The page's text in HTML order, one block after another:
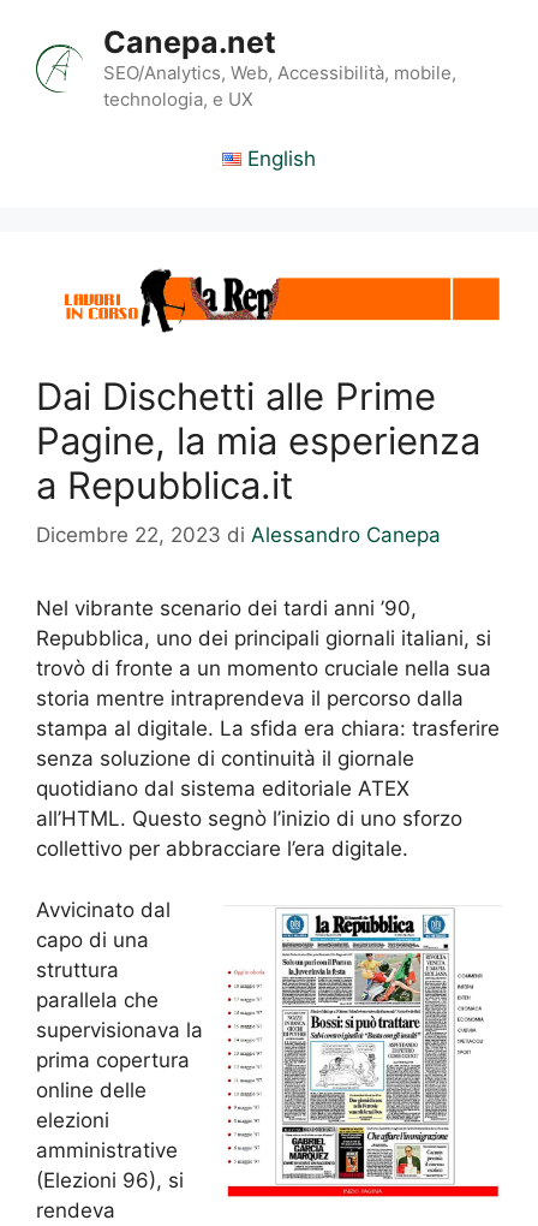
contenuto
Canepa.net
SEO/Analytics, Web, Accessibilità, mobile,
technologia, e UX
English
Dai Dischetti alle Prime
Pagine, la mia esperienza
a Repubblica.it
Dicembre 22, 2023 di Alessandro Canepa
Nel vibrante scenario dei tardi anni ’90,
Repubblica, uno dei principali giornali italiani, si
trovò di fronte a un momento cruciale nella sua
storia mentre intraprendeva il percorso dalla
stampa al digitale. La sfida era chiara: trasferire
senza soluzione di continuità il giornale
quotidiano dal sistema editoriale ATEX
all’HTML. Questo segnò l’inizio di uno sforzo
collettivo per abbracciare l’era digitale.
Avvicinato dal
capo di una
struttura
parallela che
supervisionava la
prima copertura
online delle
elezioni
amministrative
(Elezioni 96), si
rendeva